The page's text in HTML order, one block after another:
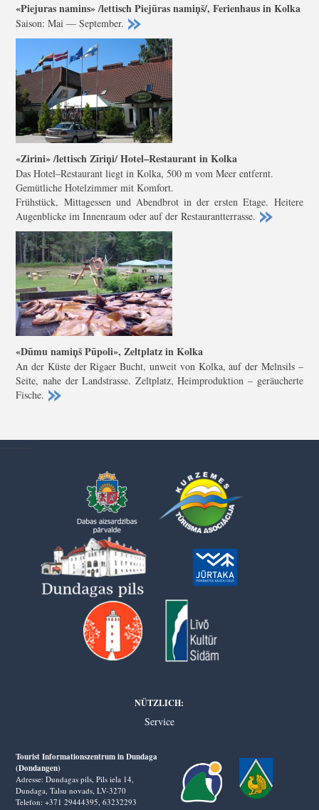
«Piejuras namins» /lettisch Piejūras namiņš/, Ferienhaus in Kolka
Saison: Mai — September.
«Zirini» /lettisch Zīriņi/ Hotel–Restaurant in Kolka
Das Hotel–Restaurant liegt in Kolka, 500 m vom Meer entfernt.
Gemütliche Hotelzimmer mit Komfort.
Frühstück, Mittagessen und Abendbrot in der ersten Etage. Heitere
Augenblicke im Innenraum oder auf der Restaurantterrasse.
«Dūmu namiņš Pūpoli», Zeltplatz in Kolka
An der Küste der Rigaer Bucht, unweit von Kolka, auf der Melnsils –
Seite, nahe der Landstrasse. Zeltplatz, Heimproduktion – geräucherte
Fische.
NÜTZLICH:
Service
Tourist Informationszentrum in Dundaga
(Dondangen)
Adresse: Dundagas pils, Pils iela 14,
Dundaga, Talsu novads, LV-3270
Telefon: +371 29444395,63232293